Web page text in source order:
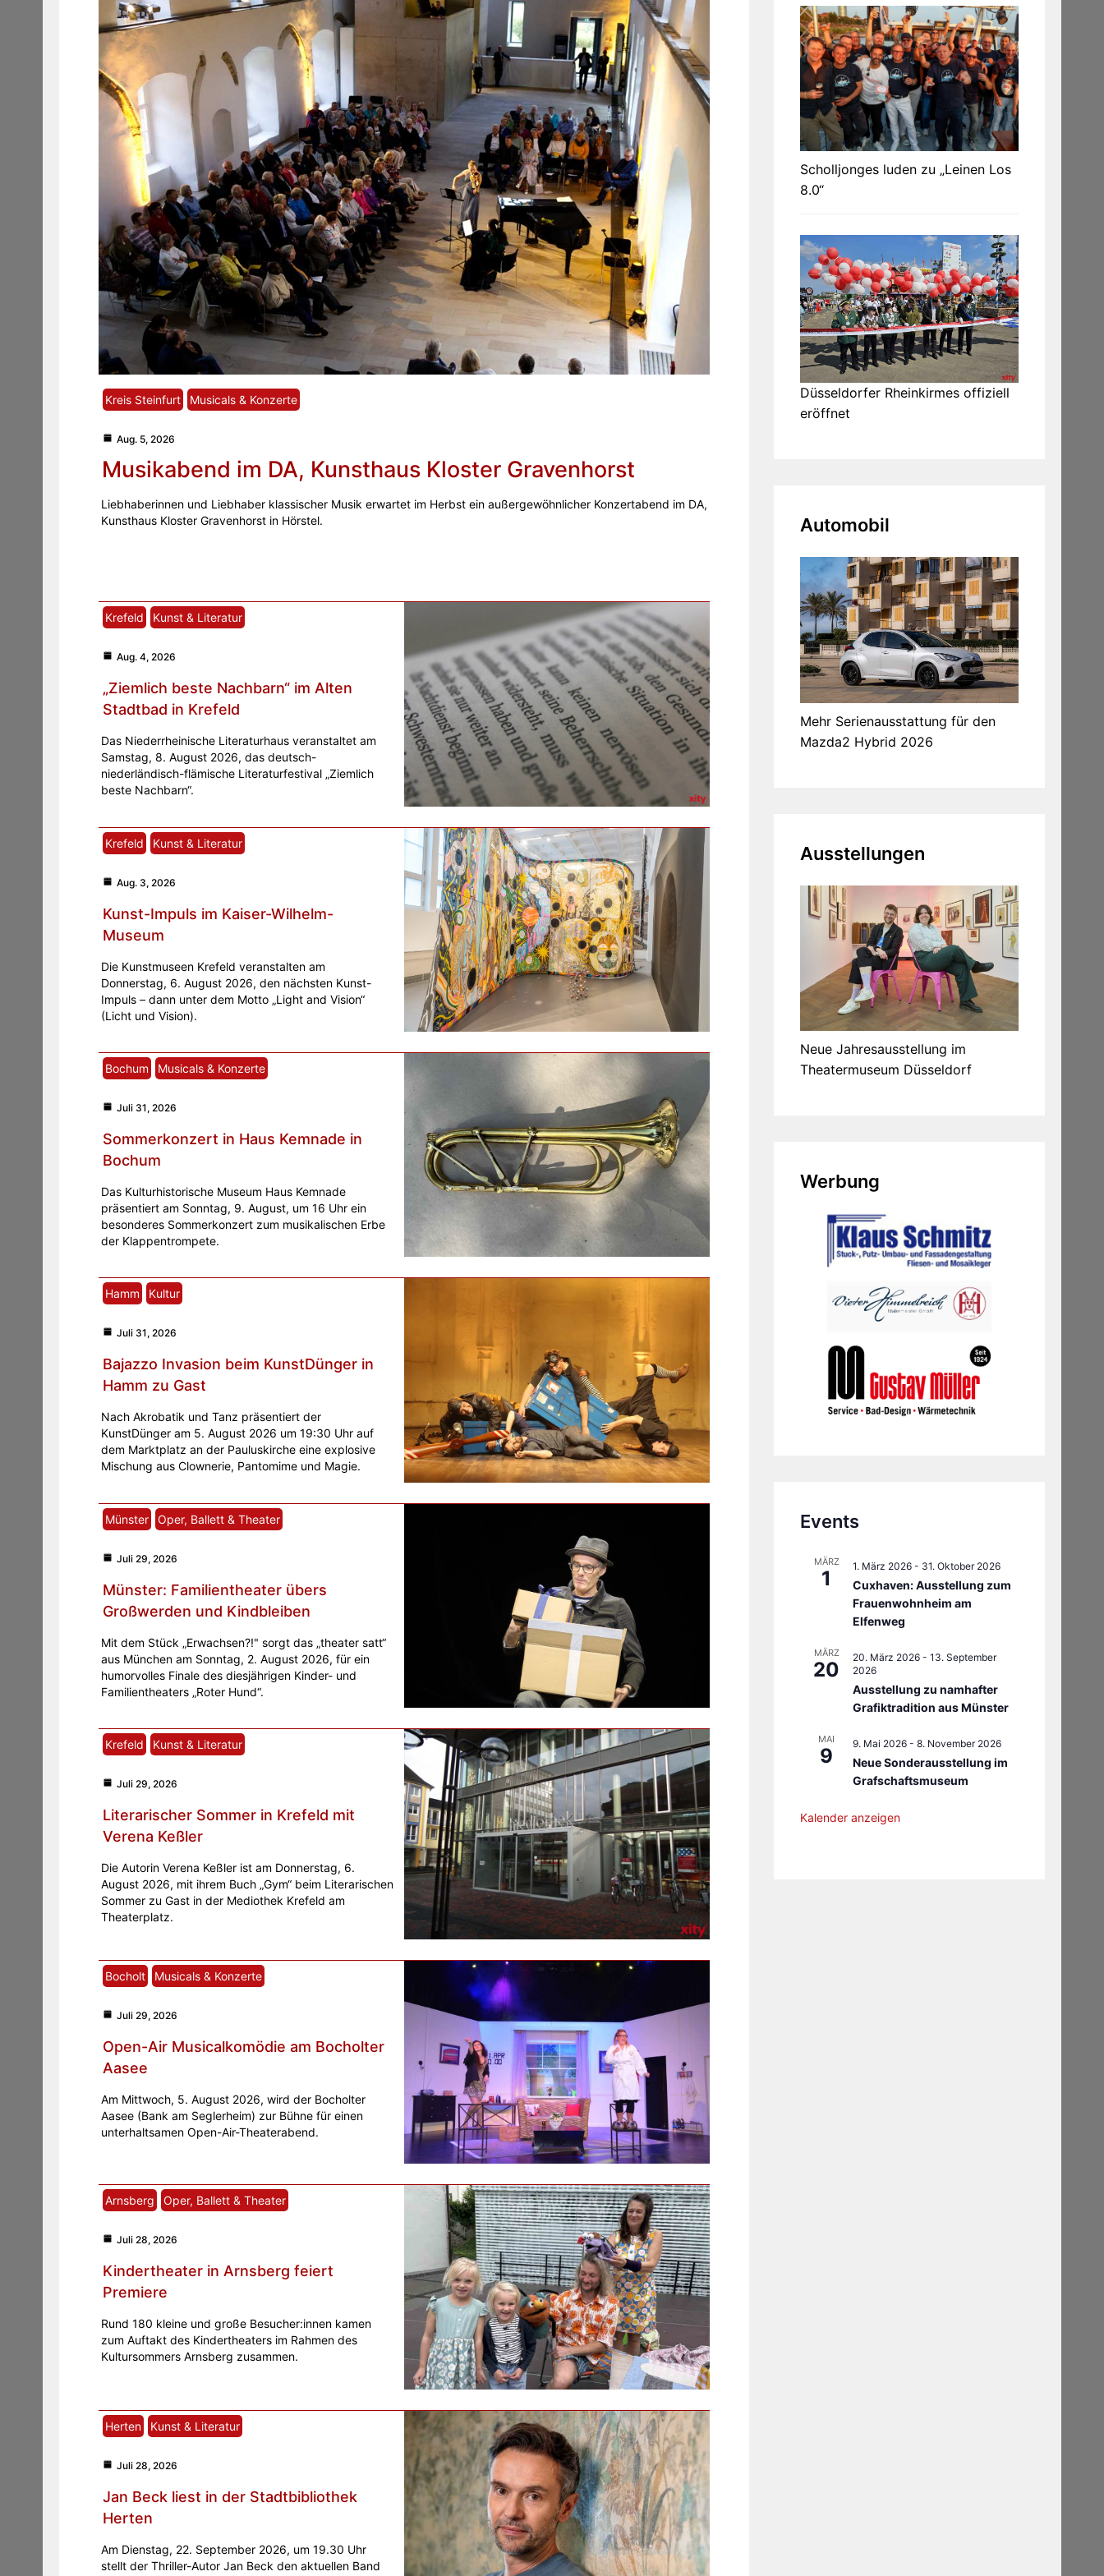
Kreis Steinfurt Musicals & Konzerte
Aug. 5, 2026
Musikabend im DA, Kunsthaus Kloster Gravenhorst
Liebhaberinnen und Liebhaber klassischer Musik erwartet im Herbst ein außergewöhnlicher Konzertabend im DA,
Kunsthaus Kloster Gravenhorst in Hörstel.
Krefeld Kunst & Literatur
Aug. 4, 2026
„Ziemlich beste Nachbarn“ im Alten
Stadtbad in Krefeld
Das Niederrheinische Literaturhaus veranstaltet am
Samstag, 8. August 2026, das deutsch-
niederländisch-flämische Literaturfestival „Ziemlich
beste Nachbarn“.
Krefeld Kunst & Literatur
Aug. 3, 2026
Kunst-Impuls im Kaiser-Wilhelm-
Museum
Die Kunstmuseen Krefeld veranstalten am
Donnerstag, 6. August 2026, den nächsten Kunst-
Impuls – dann unter dem Motto „Light and Vision“
(Licht und Vision).
Bochum Musicals & Konzerte
Juli 31, 2026
Sommerkonzert in Haus Kemnade in
Bochum
Das Kulturhistorische Museum Haus Kemnade
präsentiert am Sonntag, 9. August, um 16 Uhr ein
besonderes Sommerkonzert zum musikalischen Erbe
der Klappentrompete.
Hamm Kultur
Juli 31, 2026
Bajazzo Invasion beim KunstDünger in
Hamm zu Gast
Nach Akrobatik und Tanz präsentiert der
KunstDünger am 5. August 2026 um 19:30 Uhr auf
dem Marktplatz an der Pauluskirche eine explosive
Mischung aus Clownerie, Pantomime und Magie.
Münster Oper, Ballett & Theater
Juli 29, 2026
Münster: Familientheater übers
Großwerden und Kindbleiben
Mit dem Stück „Erwachsen?!" sorgt das „theater satt“
aus München am Sonntag, 2. August 2026, für ein
humorvolles Finale des diesjährigen Kinder- und
Familientheaters „Roter Hund“.
Krefeld Kunst & Literatur
Juli 29, 2026
Literarischer Sommer in Krefeld mit
Verena Keßler
Die Autorin Verena Keßler ist am Donnerstag, 6.
August 2026, mit ihrem Buch „Gym“ beim Literarischen
Sommer zu Gast in der Mediothek Krefeld am
Theaterplatz.
Bocholt Musicals & Konzerte
Juli 29, 2026
Open-Air Musicalkomödie am Bocholter
Aasee
Am Mittwoch, 5. August 2026, wird der Bocholter
Aasee (Bank am Seglerheim) zur Bühne für einen
unterhaltsamen Open-Air-Theaterabend.
Arnsberg Oper, Ballett & Theater
Juli 28, 2026
Kindertheater in Arnsberg feiert
Premiere
Rund 180 kleine und große Besucher:innen kamen
zum Auftakt des Kindertheaters im Rahmen des
Kultursommers Arnsberg zusammen.
Herten Kunst & Literatur
Juli 28, 2026
Jan Beck liest in der Stadtbibliothek
Herten
Am Dienstag, 22. September 2026, um 19.30 Uhr
stellt der Thriller-Autor Jan Beck den aktuellen Band
Scholljonges luden zu „Leinen Los
8.0“
Düsseldorfer Rheinkirmes offiziell
eröffnet
Automobil
Mehr Serienausstattung für den
Mazda2 Hybrid 2026
Ausstellungen
Neue Jahresausstellung im
Theatermuseum Düsseldorf
Werbung
Events
MÄRZ
1
1. März 2026 - 31. Oktober 2026
Cuxhaven: Ausstellung zum
Frauenwohnheim am
Elfenweg
MÄRZ
20
20. März 2026 - 13. September
2026
Ausstellung zu namhafter
Grafiktradition aus Münster
MAI
9
9. Mai 2026 - 8. November 2026
Neue Sonderausstellung im
Grafschaftsmuseum
Kalender anzeigen